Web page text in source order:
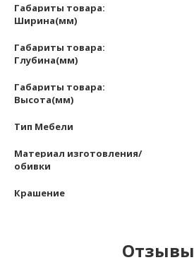
Габариты товара:
Ширина(мм)
Габариты товара:
Глубина(мм)
Габариты товара:
Высота(мм)
Тип Мебели
Материал изготовления/
обивки
Крашение
Отзывы